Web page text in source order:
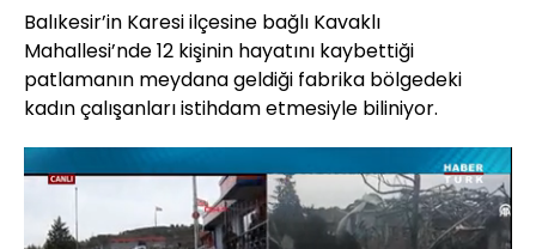
Balıkesir’in Karesi ilçesine bağlı Kavaklı
Mahallesi’nde 12 kişinin hayatını kaybettiği
patlamanın meydana geldiği fabrika bölgedeki
kadın çalışanları istihdam etmesiyle biliniyor.